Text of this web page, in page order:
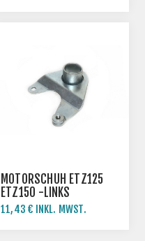
MOTORSCHUH ETZ125
ETZ150 -LINKS
11,43 € INKL. MWST.